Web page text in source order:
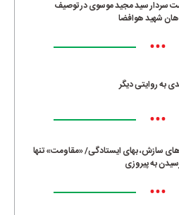
سردار سید مجید موسوی در توصیف
شهید هوافضا
•••
به روایتی دیگر
•••
سازش، بهای ایستادگی/ «مقاومت» تنها
به پیروزی
•••